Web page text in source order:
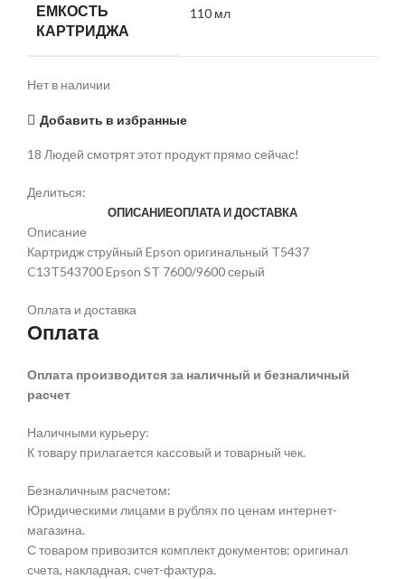
ЕМКОСТЬ
КАРТРИДЖА
110 мл
Нет в наличии
Добавить в избранные
18 Людей смотрят этот продукт прямо сейчас!
Делиться:
ОПИСАНИЕОПЛАТА И ДОСТАВКА
Описание
Картридж струйный Epson оригинальный T5437
C13T543700 Epson ST 7600/9600 серый
Оплата и доставка
Оплата
Оплата производится за наличный и безналичный
расчет
Наличными курьеру:
К товару прилагается кассовый и товарный чек.
Безналичным расчетом:
Юридическими лицами в рублях по ценам интернет-
магазина.
С товаром привозится комплект документов: оригинал
счета, накладная, счет-фактура.